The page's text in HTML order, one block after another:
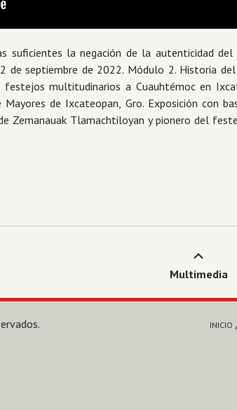
suficientes la negación de la autenticidad
septiembre de 2022. Módulo 2. Historia
multitudinarios a Cuauhtémoc en
de Ixcateopan, Gro. Exposición con
Zemanauak Tlamachtiloyan y pionero del
Multimedia
INICIO